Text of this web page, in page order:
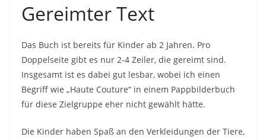
Gereimter Text
Das Buch ist bereits für Kinder ab 2 Jahren. Pro
Doppelseite gibt es nur 2-4 Zeiler, die gereimt sind.
Insgesamt ist es dabei gut lesbar, wobei ich einen
Begriff wie „Haute Couture“ in einem Pappbilderbuch
für diese Zielgruppe eher nicht gewählt hätte.
Die Kinder haben Spaß an den Verkleidungen der Tiere,